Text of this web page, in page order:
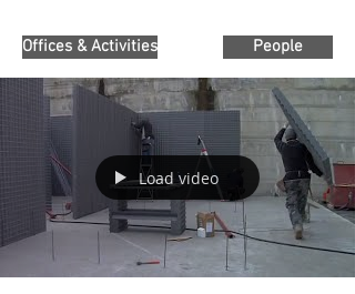
Offices & Activities People
Load video